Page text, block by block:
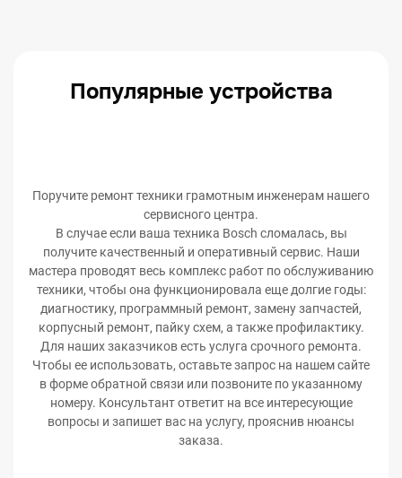
Популярные устройства
Поручите ремонт техники грамотным инженерам нашего
сервисного центра.
В случае если ваша техника Bosch сломалась, вы
получите качественный и оперативный сервис. Наши
мастера проводят весь комплекс работ по обслуживанию
техники, чтобы она функционировала еще долгие годы:
диагностику, программный ремонт, замену запчастей,
корпусный ремонт, пайку схем, а также профилактику.
Для наших заказчиков есть услуга срочного ремонта.
Чтобы ее использовать, оставьте запрос на нашем сайте
в форме обратной связи или позвоните по указанному
номеру. Консультант ответит на все интересующие
вопросы и запишет вас на услугу, прояснив нюансы
заказа.